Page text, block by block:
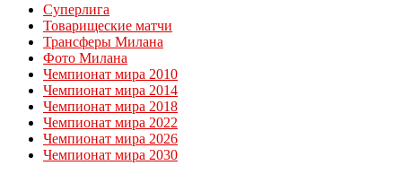
Суперлига
Товарищеские матчи
Трансферы Милана
Фото Милана
Чемпионат мира 2010
Чемпионат мира 2014
Чемпионат мира 2018
Чемпионат мира 2022
Чемпионат мира 2026
Чемпионат мира 2030